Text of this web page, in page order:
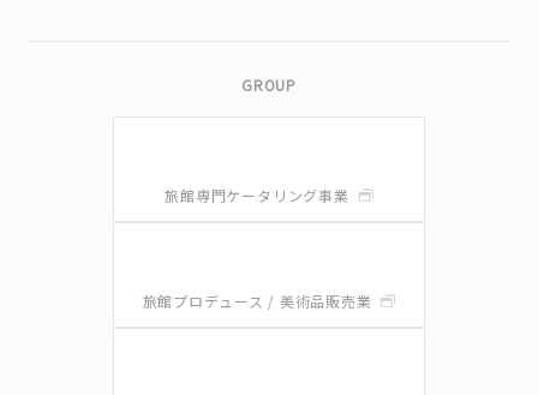
GROUP
旅館専門ケータリング事業
旅館プロデュース / 美術品販売業